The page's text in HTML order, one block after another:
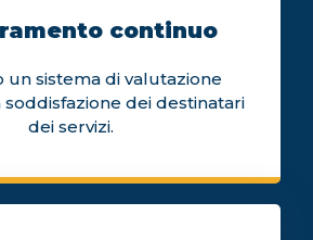
continuo
un sistema di valutazione
dei destinatari
dei servizi.